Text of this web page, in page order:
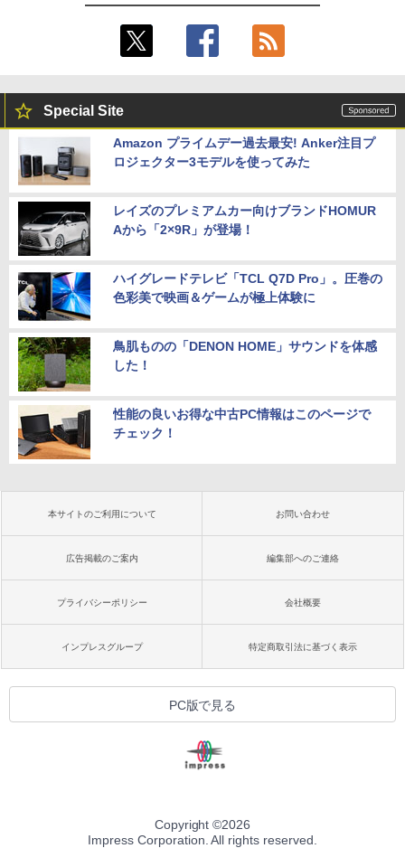
Special Site
Amazon プライムデー過去最安! Anker注目プ
ロジェクター3モデルを使ってみた
レイズのプレミアムカー向けブランドHOMUR
Aから「2×9R」が登場！
ハイグレードテレビ「TCL Q7D Pro」。圧巻の
色彩美で映画＆ゲームが極上体験に
鳥肌ものの「DENON HOME」サウンドを体感
した！
性能の良いお得な中古PC情報はこのページで
チェック！
本サイトのご利用について お問い合わせ
広告掲載のご案内 編集部へのご連絡
プライバシーポリシー 会社概要
インプレスグループ 特定商取引法に基づく表示
PC版で見る
Copyright ©2026
Impress Corporation. All rights reserved.